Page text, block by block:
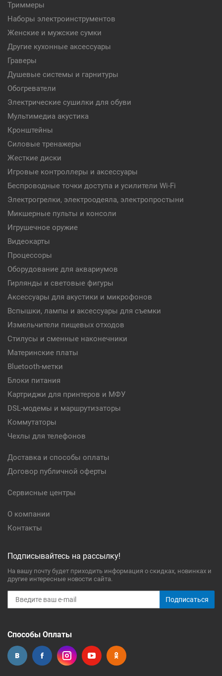
Триммеры
Наборы электроинструментов
Женские и мужские сумки
Другие кухонные аксессуары
Граверы
Душевые системы и гарнитуры
Обогреватели
Электрические сушилки для обуви
Мультимедиа акустика
Кронштейны
Силовые тренажеры
Жесткие диски
Игровые контроллеры и аксессуары
Беспроводные точки доступа и усилители Wi-Fi
Электрогрелки, электроодеяла, электропростыни
Микшерные пульты и консоли
Игрушечное оружие
Видеокарты
Процессоры
Оборудование для аквариумов
Гирлянды и световые фигуры
Аксессуары для акустики и микрофонов
Вспышки, лампы и аксессуары для съемки
Измельчители пищевых отходов
Стилусы и сменные наконечники
Материнские платы
Bluetooth-метки
Блоки питания
Картриджи для принтеров и МФУ
DSL-модемы и маршрутизаторы
Коммутаторы
Чехлы для телефонов
Доставка и способы оплаты
Договор публичной оферты
Сервисные центры
О компании
Контакты
Подписывайтесь на рассылку!
На вашу почту будет приходить информация о скидках, новинках и
другие интересные новости сайта.
Подписаться
Способы Оплаты